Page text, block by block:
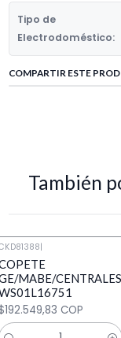
Tipo de
Electrodoméstico:
COMPARTIR ESTE
También
|
MABE/CENTRALES
COP